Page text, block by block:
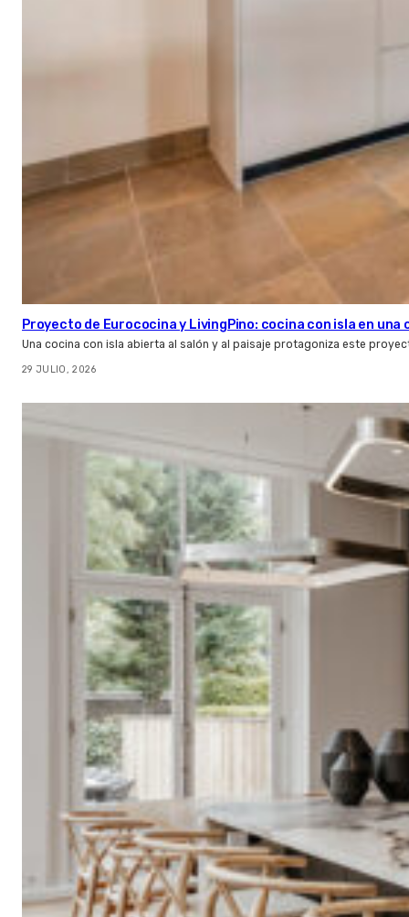
Proyecto de Eurococina y LivingPino: cocina con isla en una
Una cocina con isla abierta al salón y al paisaje protagoniza este
29 JULIO, 2026